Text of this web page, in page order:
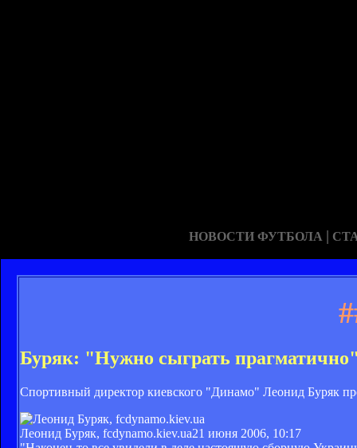
НОВОСТИ ФУТБОЛА |
Буряк: "Нужно сыграть
Спортивный директор киевского "Динамо" Леонид Буряк
Леонид Буряк, fcdynamo.kiev.ua21 июня 2006, 10:17